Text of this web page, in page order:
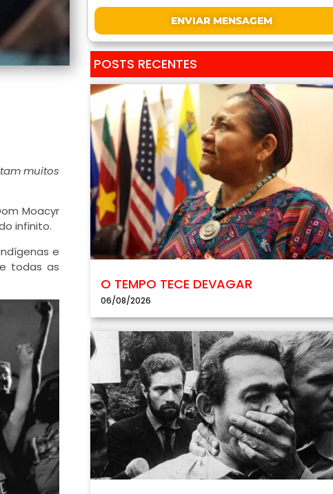
muitos
Moacyr
infinito.
e
todas as
ENVIAR MENSAGEM
POSTS RECENTES
O TEMPO TECE DEVAGAR
06/08/2026